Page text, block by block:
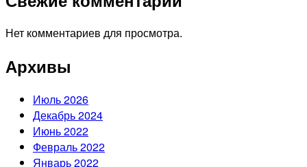
Нет комментариев для просмотра.
Архивы
Июль 2026
Декабрь 2024
Июнь 2022
Февраль 2022
Январь 2022